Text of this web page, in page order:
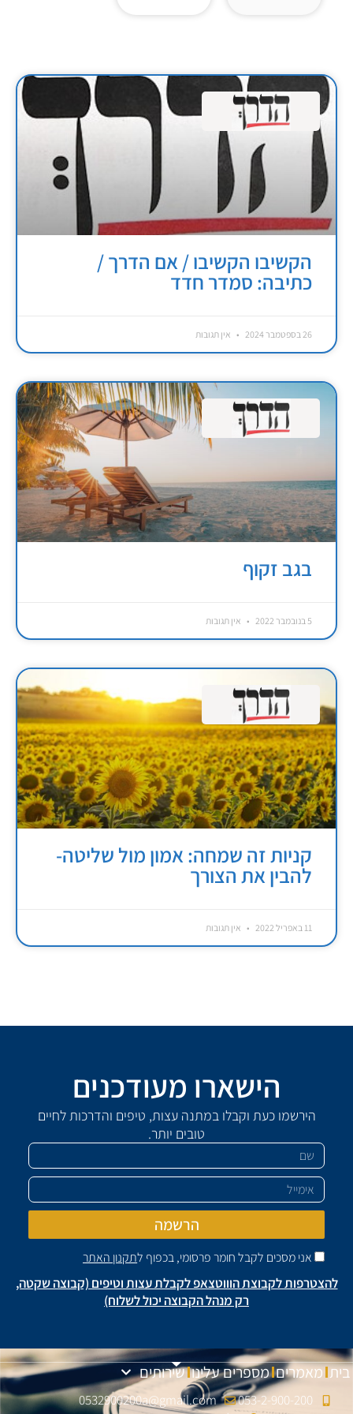
הקשיבו הקשיבו / אם הדרך /
כתיבה: סמדר חדד
26 בספטמבר 2024 אין תגובות
בגב זקוף
5 בנובמבר 2022 אין תגובות
קניות זה שמחה: אמון מול שליטה-
להבין את הצורך
11 באפריל 2022 אין תגובות
הישארו מעודכנים
הירשמו כעת וקבלו במתנה עצות, טיפים והדרכות לחיים
טובים יותר.
שם
אימייל
אני מסכים לקבל חומר פרסומי, בכפוף לתקנון האתר
הרשמה
להצטרפות לקבוצת הוווטצאפ לקבלת עצות וטיפים (קבוצה שקטה,
רק מנהל הקבוצה יכול לשלוח)
מאמרים מספרים עלינו שירותים
053-2-900-200
0532900200a@gmail.com